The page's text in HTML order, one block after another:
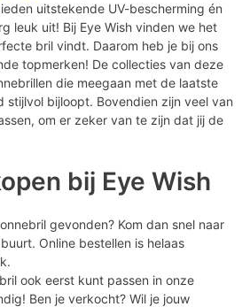
uitstekende UV-bescherming én
leuk uit! Bij Eye Wish vinden we het
bril vindt. Daarom heb je bij ons
topmerken! De collecties van deze
die meegaan met de laatste
stijlvol bijloopt. Bovendien zijn veel van
om er zeker van te zijn dat jij de
bij Eye Wish
gevonden? Kom dan snel naar
Online bestellen is helaas
ook eerst kunt passen in onze
Ben je verkocht? Wil je jouw